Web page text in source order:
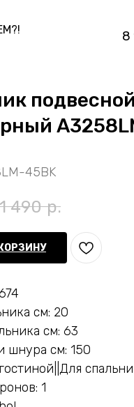
8
45BK
490 р.
см: 20
см: 63
шнура см: 150
спальни
1